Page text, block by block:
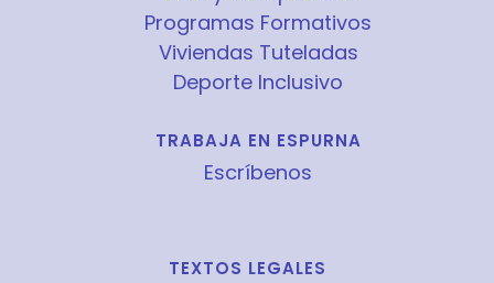
Programas Formativos
Viviendas Tuteladas
Deporte Inclusivo
TRABAJA EN ESPURNA
Escríbenos
TEXTOS LEGALES